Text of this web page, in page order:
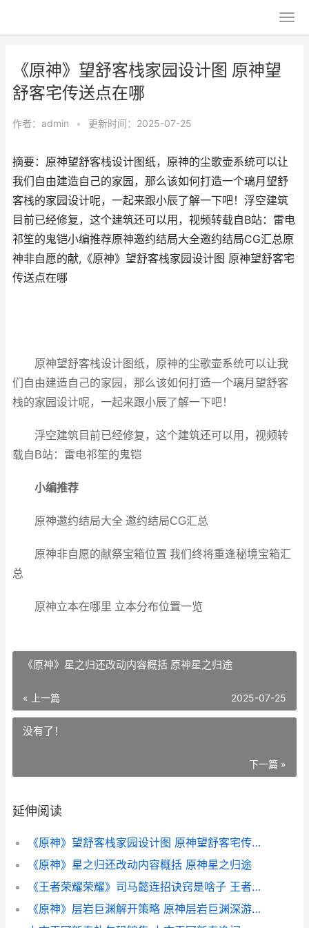
《原神》望舒客栈家园设计图 原神望
舒客宅传送点在哪
作者： admin • 更新时间：2025-07-25
摘要：原神望舒客栈设计图纸，原神的尘歌壶系统可以让
我们自由建造自己的家园，那么该如何打造一个璃月望舒
客栈的家园设计呢，一起来跟小辰了解一下吧！浮空建筑
目前已经修复，这个建筑还可以用，视频转载自B站：雷电
祁笙的鬼铠小编推荐原神邀约结局大全邀约结局CG汇总原
神非自愿的献,《原神》望舒客栈家园设计图 原神望舒客宅
传送点在哪
原神望舒客栈设计图纸，原神的尘歌壶系统可以让我
们自由建造自己的家园，那么该如何打造一个璃月望舒客
栈的家园设计呢，一起来跟小辰了解一下吧！
浮空建筑目前已经修复，这个建筑还可以用，视频转
载自B站：雷电祁笙的鬼铠
小编推荐
原神邀约结局大全 邀约结局CG汇总
原神非自愿的献祭宝箱位置 我们终将重逢秘境宝箱汇
总
原神立本在哪里 立本分布位置一览
《原神》星之归还改动内容概括 原神星之归途
« 上一篇 2025-07-25
没有了！
下一篇 »
延伸阅读
《原神》望舒客栈家园设计图 原神望舒客宅传送点在哪
《原神》星之归还改动内容概括 原神星之归途
《王者荣耀荣耀》司马懿连招诀窍是啥子 王者荣耀荣耀印记多少星
《原神》层岩巨渊解开策略 原神层岩巨渊深游记任务攻略